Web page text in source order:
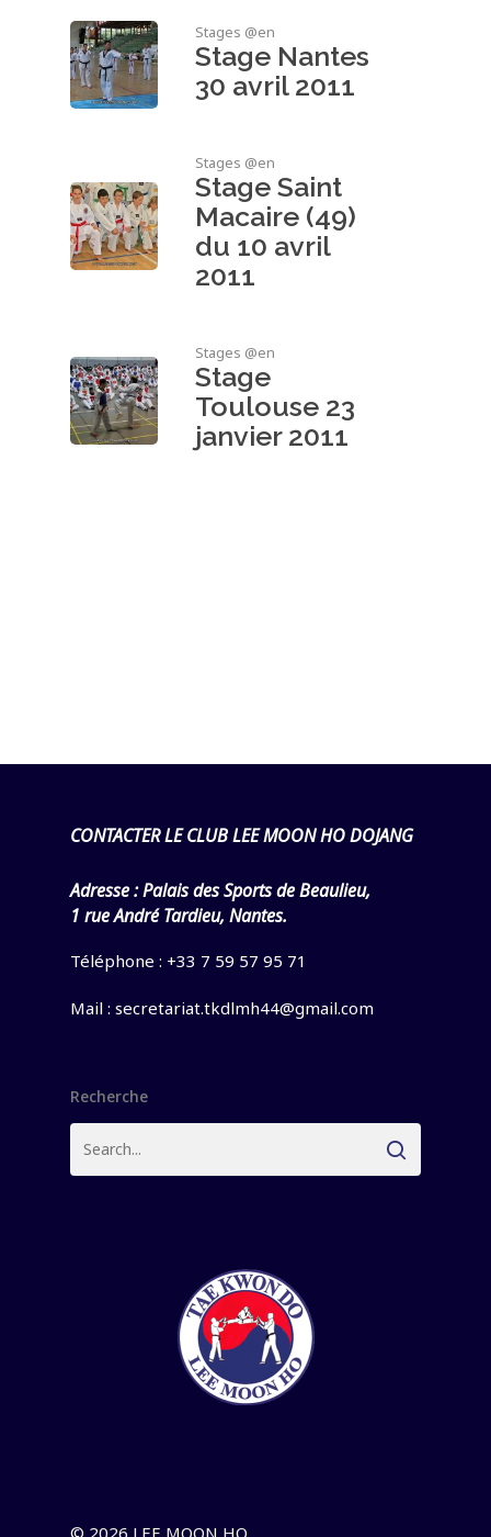
Stages @en
Stage Nantes
30 avril 2011
Stages @en
Stage Saint
Macaire (49)
du 10 avril
2011
Stages @en
Stage
Toulouse 23
janvier 2011
CONTACTER LE CLUB LEE MOON HO DOJANG
Adresse :Palais des Sports de Beaulieu,
1 rue André Tardieu, Nantes.
Téléphone : +33 7 59 57 95 71
Mail : secretariat.tkdlmh44@gmail.com
Recherche